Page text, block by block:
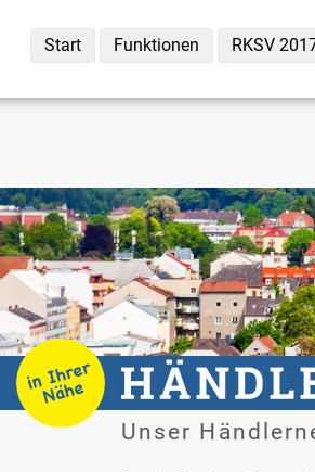
Start Funk­tio­nen RKSV
Un­ser